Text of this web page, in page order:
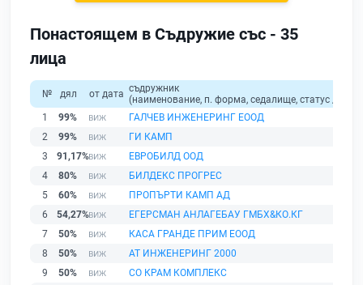
Понастоящем в Съдружие със - 35
лица
№ дял от дата съдружник
(наименование, п. форма, седалище, статус /
1
99%
ГАЛЧЕВ ИНЖЕНЕРИНГ ЕООД
2
99%
ГИ КАМП
3
91,17%
ЕВРОБИЛД ООД
4
80%
БИЛДЕКС ПРОГРЕС
5
60%
ПРОПЪРТИ КАМП АД
6
54,27%
ЕГЕРСМАН АНЛАГЕБАУ ГМБХ&КО.КГ
7
50%
КАСА ГРАНДЕ ПРИМ ЕООД
8
50%
АТ ИНЖЕНЕРИНГ 2000
9
50%
СО КРАМ КОМПЛЕКС